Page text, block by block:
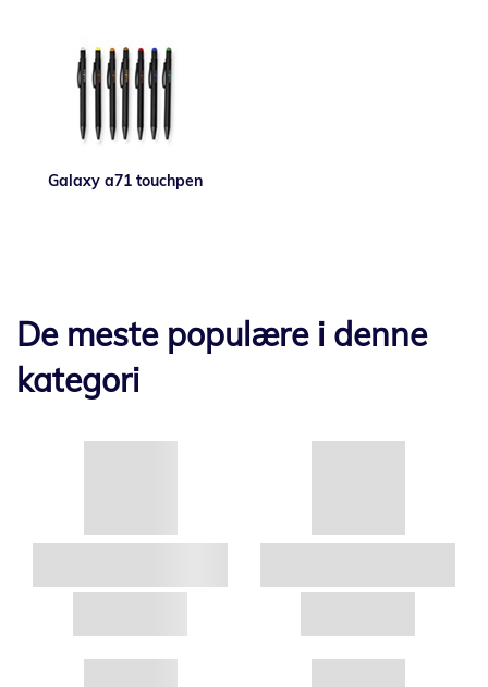
Galaxy a71 touchpen
De meste populære i denne
kategori